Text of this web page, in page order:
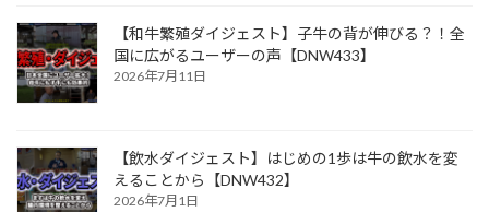
【和牛繁殖ダイジェスト】子牛の背が伸びる？！全
国に広がるユーザーの声【DNW433】
2026年7月11日
【飲水ダイジェスト】はじめの1歩は牛の飲水を変
えることから【DNW432】
2026年7月1日